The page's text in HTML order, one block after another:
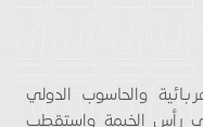
والحاسوب الدولي
في رأس الخيمة واستقطب